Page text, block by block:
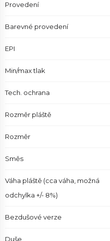
Provedení
Barevné provedení
EPI
Min/max tlak
Tech. ochrana
Rozměr pláště
Rozměr
Směs
Váha pláště (cca váha, možná
odchylka +/- 8%)
Bezdušové verze
Duše